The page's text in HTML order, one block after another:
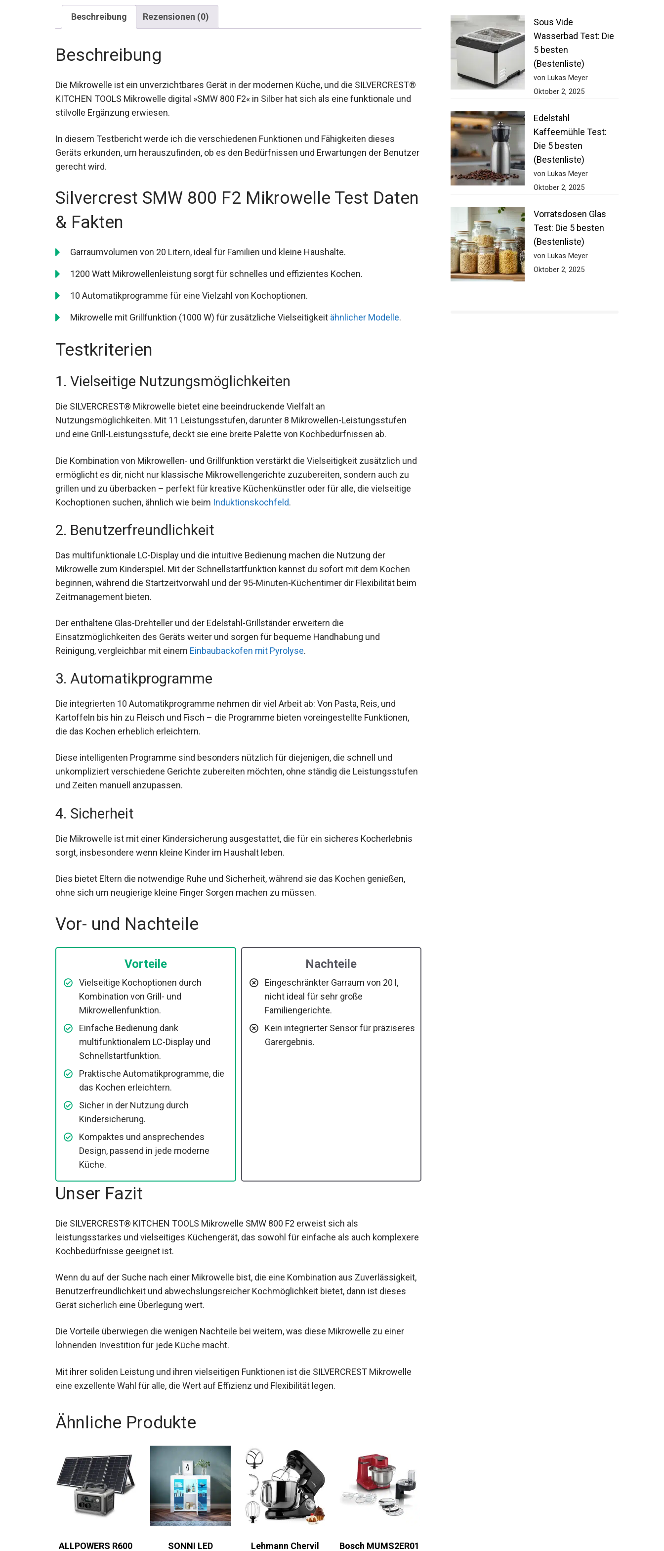
Beschreibung Rezensionen (0)
Beschreibung
Die Mikrowelle ist ein unverzichtbares Gerät in der modernen Küche, und die SILVERCREST®
KITCHEN TOOLS Mikrowelle digital »SMW 800 F2« in Silber hat sich als eine funktionale und
stilvolle Ergänzung erwiesen.
In diesem Testbericht werde ich die verschiedenen Funktionen und Fähigkeiten dieses
Geräts erkunden, um herauszufinden, ob es den Bedürfnissen und Erwartungen der Benutzer
gerecht wird.
Silvercrest SMW 800 F2 Mikrowelle Test Daten
& Fakten
Garraumvolumen von 20 Litern, ideal für Familien und kleine Haushalte.
1200 Watt Mikrowellenleistung sorgt für schnelles und effizientes Kochen.
10 Automatikprogramme für eine Vielzahl von Kochoptionen.
Mikrowelle mit Grillfunktion (1000 W) für zusätzliche Vielseitigkeit ähnlicher Modelle.
Testkriterien
1. Vielseitige Nutzungsmöglichkeiten
Die SILVERCREST® Mikrowelle bietet eine beeindruckende Vielfalt an
Nutzungsmöglichkeiten. Mit 11 Leistungsstufen, darunter 8 Mikrowellen-Leistungsstufen
und eine Grill-Leistungsstufe, deckt sie eine breite Palette von Kochbedürfnissen ab.
Die Kombination von Mikrowellen- und Grillfunktion verstärkt die Vielseitigkeit zusätzlich und
ermöglicht es dir, nicht nur klassische Mikrowellengerichte zuzubereiten, sondern auch zu
grillen und zu überbacken – perfekt für kreative Küchenkünstler oder für alle, die vielseitige
Kochoptionen suchen, ähnlich wie beim Induktionskochfeld.
2. Benutzerfreundlichkeit
Das multifunktionale LC-Display und die intuitive Bedienung machen die Nutzung der
Mikrowelle zum Kinderspiel. Mit der Schnellstartfunktion kannst du sofort mit dem Kochen
beginnen, während die Startzeitvorwahl und der 95-Minuten-Küchentimer dir Flexibilität beim
Zeitmanagement bieten.
Der enthaltene Glas-Drehteller und der Edelstahl-Grillständer erweitern die
Einsatzmöglichkeiten des Geräts weiter und sorgen für bequeme Handhabung und
Reinigung, vergleichbar mit einem Einbaubackofen mit Pyrolyse.
3. Automatikprogramme
Die integrierten 10 Automatikprogramme nehmen dir viel Arbeit ab: Von Pasta, Reis, und
Kartoffeln bis hin zu Fleisch und Fisch – die Programme bieten voreingestellte Funktionen,
die das Kochen erheblich erleichtern.
Diese intelligenten Programme sind besonders nützlich für diejenigen, die schnell und
unkompliziert verschiedene Gerichte zubereiten möchten, ohne ständig die Leistungsstufen
und Zeiten manuell anzupassen.
4. Sicherheit
Die Mikrowelle ist mit einer Kindersicherung ausgestattet, die für ein sicheres Kocherlebnis
sorgt, insbesondere wenn kleine Kinder im Haushalt leben.
Dies bietet Eltern die notwendige Ruhe und Sicherheit, während sie das Kochen genießen,
ohne sich um neugierige kleine Finger Sorgen machen zu müssen.
Vor- und Nachteile
Vorteile
Vielseitige Kochoptionen durch
Kombination von Grill- und
Mikrowellenfunktion.
Einfache Bedienung dank
multifunktionalem LC-Display und
Schnellstartfunktion.
Praktische Automatikprogramme, die
das Kochen erleichtern.
Sicher in der Nutzung durch
Kindersicherung.
Kompaktes und ansprechendes
Design, passend in jede moderne
Küche.
Nachteile
Eingeschränkter Garraum von 20 l,
nicht ideal für sehr große
Familiengerichte.
Kein integrierter Sensor für präziseres
Garergebnis.
Unser Fazit
Die SILVERCREST® KITCHEN TOOLS Mikrowelle SMW 800 F2 erweist sich als
leistungsstarkes und vielseitiges Küchengerät, das sowohl für einfache als auch komplexere
Kochbedürfnisse geeignet ist.
Wenn du auf der Suche nach einer Mikrowelle bist, die eine Kombination aus Zuverlässigkeit,
Benutzerfreundlichkeit und abwechslungsreicher Kochmöglichkeit bietet, dann ist dieses
Gerät sicherlich eine Überlegung wert.
Die Vorteile überwiegen die wenigen Nachteile bei weitem, was diese Mikrowelle zu einer
lohnenden Investition für jede Küche macht.
Mit ihrer soliden Leistung und ihren vielseitigen Funktionen ist die SILVERCREST Mikrowelle
eine exzellente Wahl für alle, die Wert auf Effizienz und Flexibilität legen.
Ähnliche Produkte
ALLPOWERS R600 SONNI LED Lehmann Chervil Bosch MUMS2ER01
Sous Vide
Wasserbad Test: Die
5 besten
(Bestenliste)
von Lukas Meyer
Oktober 2, 2025
Edelstahl
Kaffeemühle Test:
Die 5 besten
(Bestenliste)
von Lukas Meyer
Oktober 2, 2025
Vorratsdosen Glas
Test: Die 5 besten
(Bestenliste)
von Lukas Meyer
Oktober 2, 2025